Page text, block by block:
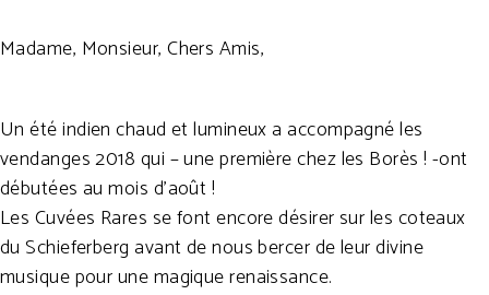
Madame, Monsieur, Chers Amis,
Un été indien chaud et lumineux a accompagné les
vendanges 2018 qui – une première chez les Borès ! -ont
débutées au mois d’août !
Les Cuvées Rares se font encore désirer sur les coteaux
du Schieferberg avant de nous bercer de leur divine
musique pour une magique renaissance.